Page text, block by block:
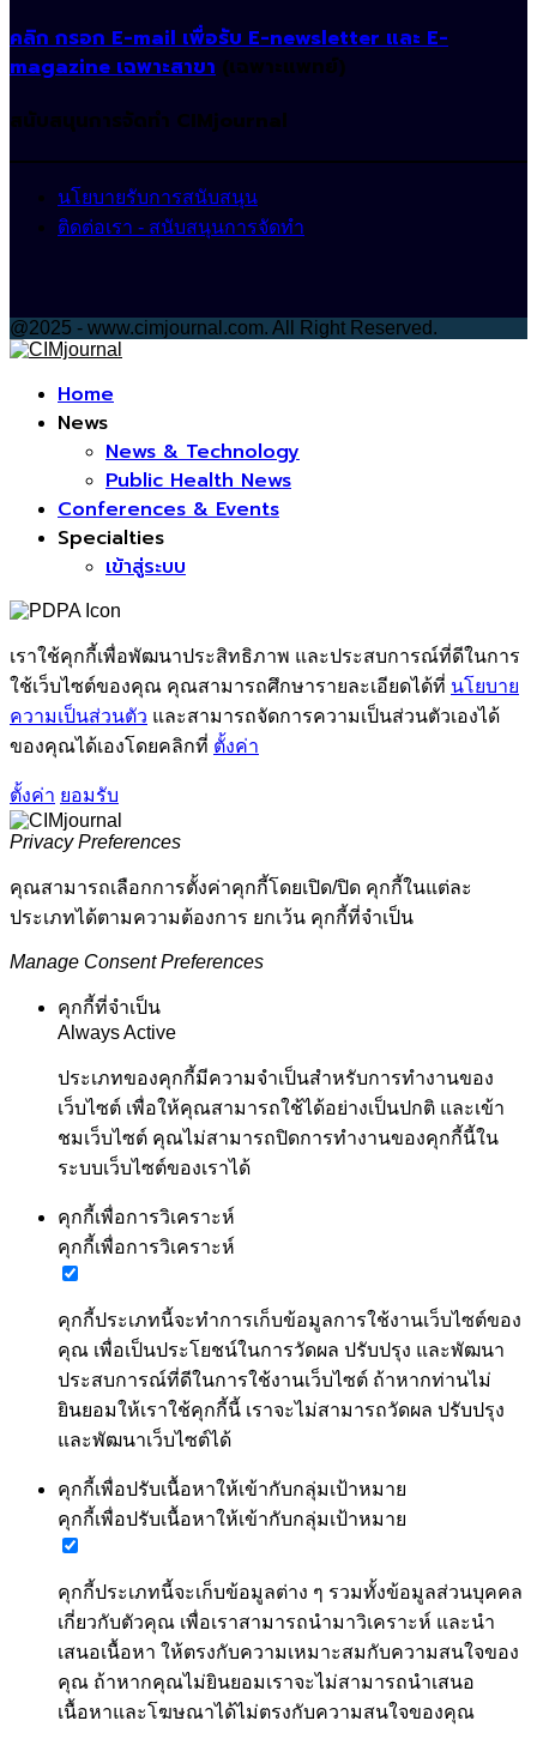
คลิก กรอก E-mail เพื่อรับ E-newsletter และ E-
magazine เฉพาะสาขา (เฉพาะแพทย์)
สนับสนุนการจัดทำ CIMjournal
นโยบายรับการสนับสนุน
ติดต่อเรา - สนับสนุนการจัดทำ
@2025 - www.cimjournal.com. All Right Reserved.
Home
News
News & Technology
Public Health News
Conferences & Events
Specialties
เข้าสู่ระบบ
เราใช้คุกกี้เพื่อพัฒนาประสิทธิภาพ และประสบการณ์ที่ดีในการ
ใช้เว็บไซต์ของคุณ คุณสามารถศึกษารายละเอียดได้ที่ นโยบาย
ความเป็นส่วนตัว และสามารถจัดการความเป็นส่วนตัวเองได้
ของคุณได้เองโดยคลิกที่ ตั้งค่า
ตั้งค่า ยอมรับ
Privacy Preferences
คุณสามารถเลือกการตั้งค่าคุกกี้โดยเปิด/ปิด คุกกี้ในแต่ละ
ประเภทได้ตามความต้องการ ยกเว้น คุกกี้ที่จำเป็น
Manage Consent Preferences
คุกกี้ที่จำเป็น
Always Active
ประเภทของคุกกี้มีความจำเป็นสำหรับการทำงานของ
เว็บไซต์ เพื่อให้คุณสามารถใช้ได้อย่างเป็นปกติ และเข้า
ชมเว็บไซต์ คุณไม่สามารถปิดการทำงานของคุกกี้นี้ใน
ระบบเว็บไซต์ของเราได้
คุกกี้เพื่อการวิเคราะห์
คุกกี้เพื่อการวิเคราะห์
คุกกี้ประเภทนี้จะทำการเก็บข้อมูลการใช้งานเว็บไซต์ของ
คุณ เพื่อเป็นประโยชน์ในการวัดผล ปรับปรุง และพัฒนา
ประสบการณ์ที่ดีในการใช้งานเว็บไซต์ ถ้าหากท่านไม่
ยินยอมให้เราใช้คุกกี้นี้ เราจะไม่สามารถวัดผล ปรับปรุง
และพัฒนาเว็บไซต์ได้
คุกกี้เพื่อปรับเนื้อหาให้เข้ากับกลุ่มเป้าหมาย
คุกกี้เพื่อปรับเนื้อหาให้เข้ากับกลุ่มเป้าหมาย
คุกกี้ประเภทนี้จะเก็บข้อมูลต่าง ๆ รวมทั้งข้อมูลส่วนบุคคล
เกี่ยวกับตัวคุณ เพื่อเราสามารถนำมาวิเคราะห์ และนำ
เสนอเนื้อหา ให้ตรงกับความเหมาะสมกับความสนใจของ
คุณ ถ้าหากคุณไม่ยินยอมเราจะไม่สามารถนำเสนอ
เนื้อหาและโฆษณาได้ไม่ตรงกับความสนใจของคุณ